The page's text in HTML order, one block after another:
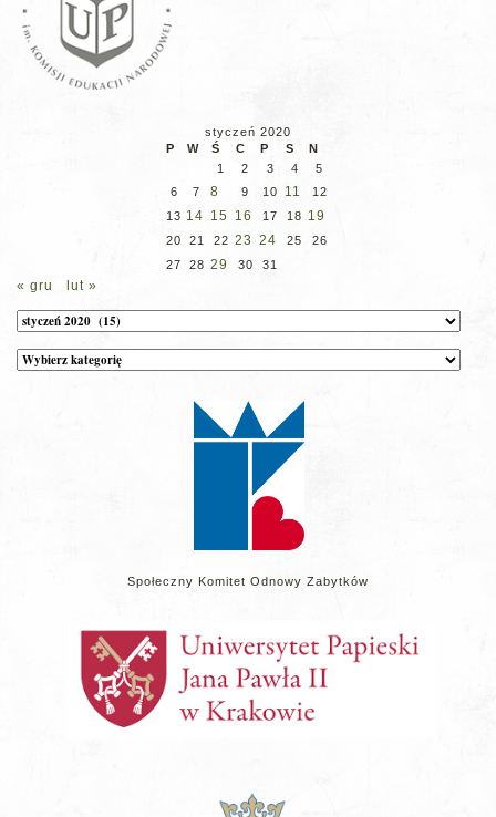
styczeń 2020
P
W Ś C P S
N
1
2 3 4
5
6
7 8 9 10 11
12
13 14 15 16 17 18 19
20 21 22 23 24 25
26
27
28 29 30 31
« gru lut »
Archiwum
Kategorie
wpisów
Społeczny Komitet Odnowy Zabytków